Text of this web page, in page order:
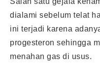
dialami sebelum telat
ini terjadi karena
progesteron sehingga
menahan gas di usus.